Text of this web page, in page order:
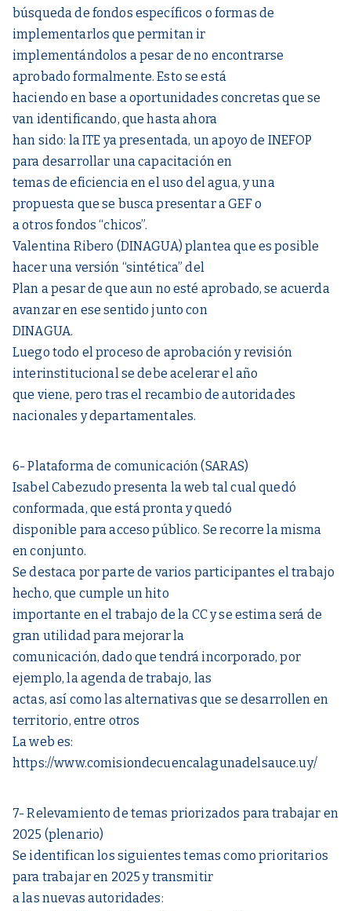
búsqueda de fondos específicos o formas de
implementarlos que permitan ir
implementándolos a pesar de no encontrarse
aprobado formalmente. Esto se está
haciendo en base a oportunidades concretas que se
van identificando, que hasta ahora
han sido: la ITE ya presentada, un apoyo de INEFOP
para desarrollar una capacitación en
temas de eficiencia en el uso del agua, y una
propuesta que se busca presentar a GEF o
a otros fondos “chicos”.
Valentina Ribero (DINAGUA) plantea que es posible
hacer una versión “sintética” del
Plan a pesar de que aun no esté aprobado, se acuerda
avanzar en ese sentido junto con
DINAGUA.
Luego todo el proceso de aprobación y revisión
interinstitucional se debe acelerar el año
que viene, pero tras el recambio de autoridades
nacionales y departamentales.
6- Plataforma de comunicación (SARAS)
Isabel Cabezudo presenta la web tal cual quedó
conformada, que está pronta y quedó
disponible para acceso público. Se recorre la misma
en conjunto.
Se destaca por parte de varios participantes el trabajo
hecho, que cumple un hito
importante en el trabajo de la CC y se estima será de
gran utilidad para mejorar la
comunicación, dado que tendrá incorporado, por
ejemplo, la agenda de trabajo, las
actas, así como las alternativas que se desarrollen en
territorio, entre otros
La web es:
https://www.comisiondecuencalagunadelsauce.uy/
7- Relevamiento de temas priorizados para trabajar en
2025 (plenario)
Se identifican los siguientes temas como prioritarios
para trabajar en 2025 y transmitir
a las nuevas autoridades: